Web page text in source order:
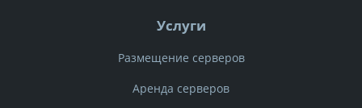
Услуги
Размещение серверов
Аренда серверов